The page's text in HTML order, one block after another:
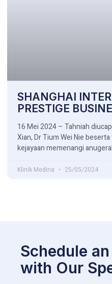
SHANGHAI
PRESTIGE
16 Mei 2024 – Tahniah
Xian, Dr Tium Wei Nie
kejayaan memenangi
Klinik Medina 25/05/2024
Schedule
with Our